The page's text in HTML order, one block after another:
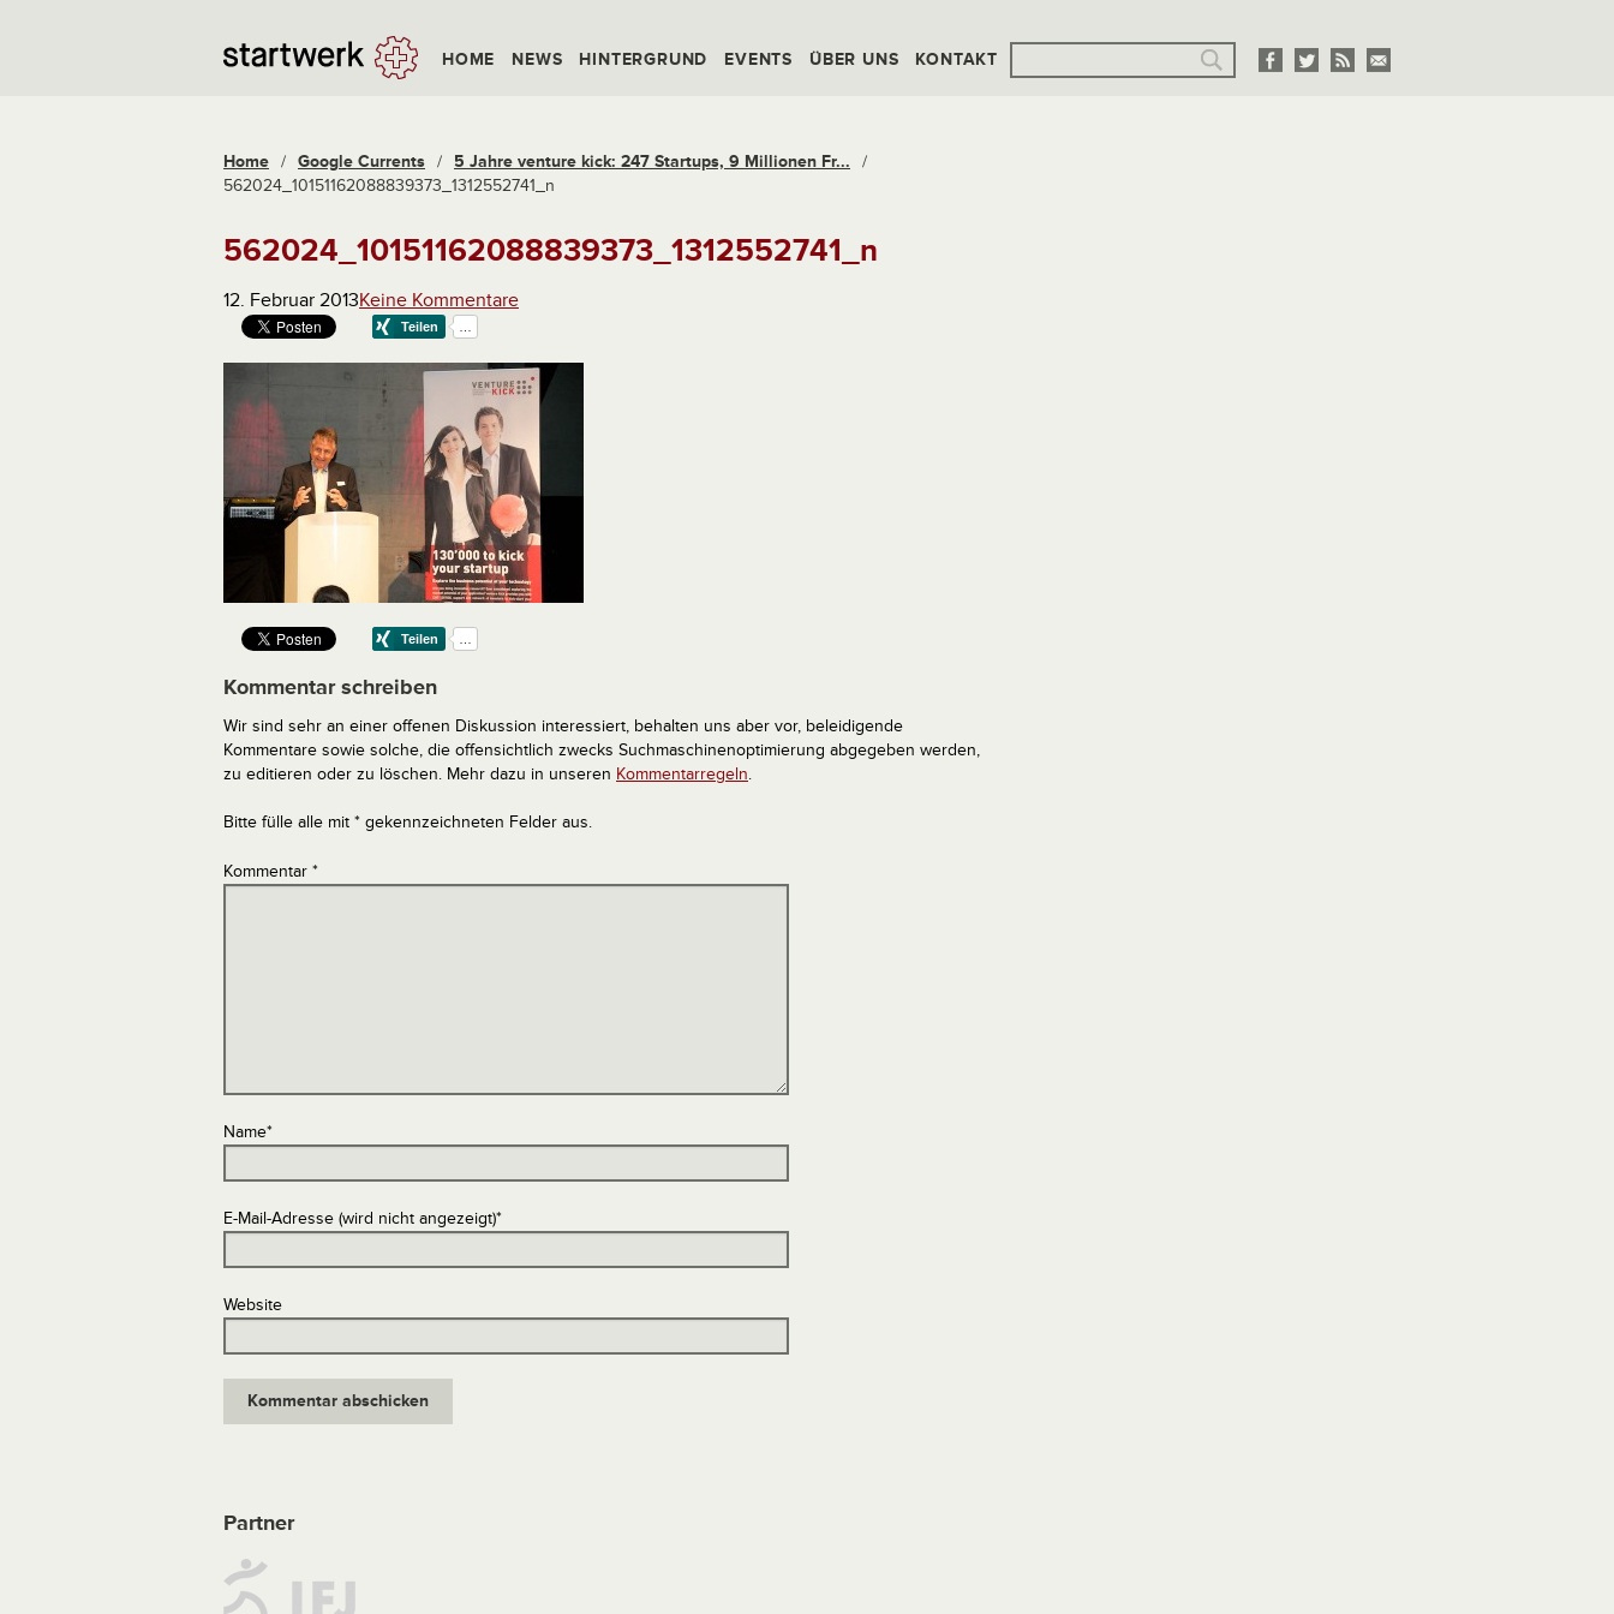
HOME NEWS HINTERGRUND EVENTS ÜBER UNS KONTAKT
Home / Google Currents / 5 Jahre venture kick: 247 Startups, 9 Millionen Fr...
/
562024_10151162088839373_1312552741_n
562024_10151162088839373_1312552741_n
12. Februar 2013Keine Kommentare
Kommentar schreiben
Wir sind sehr an einer offenen Diskussion interessiert, behalten uns aber vor, beleidigende
Kommentare sowie solche, die offensichtlich zwecks Suchmaschinenoptimierung abgegeben werden,
zu editieren oder zu löschen. Mehr dazu in unseren Kommentarregeln.
Bitte fülle alle mit * gekennzeichneten Felder aus.
Kommentar *
Name*
E-Mail-Adresse (wird nicht angezeigt)*
Website
Partner